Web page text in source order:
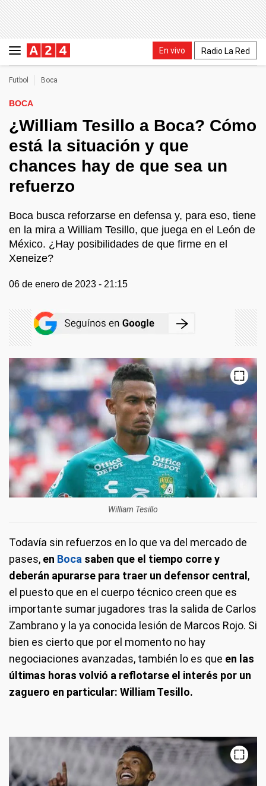
En vivo Radio La Red
Futbol Boca
BOCA
¿William Tesillo a Boca? Cómo
está la situación y que
chances hay de que sea un
refuerzo
Boca busca reforzarse en defensa y, para eso, tiene
en la mira a William Tesillo, que juega en el León de
México. ¿Hay posibilidades de que firme en el
Xeneize?
06 de enero de 2023 - 21:15
William Tesillo
Todavía sin refuerzos en lo que va del mercado de
pases, en Boca saben que el tiempo corre y
deberán apurarse para traer un defensor central ,
el puesto que en el cuerpo técnico creen que es
importante sumar jugadores tras la salida de Carlos
Zambrano y la ya conocida lesión de Marcos Rojo. Si
bien es cierto que por el momento no hay
negociaciones avanzadas, también lo es que en las
últimas horas volvió a reflotarse el interés por un
zaguero en particular: William Tesillo.